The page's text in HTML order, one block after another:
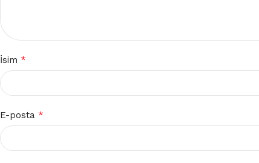
İsim *
E-posta *